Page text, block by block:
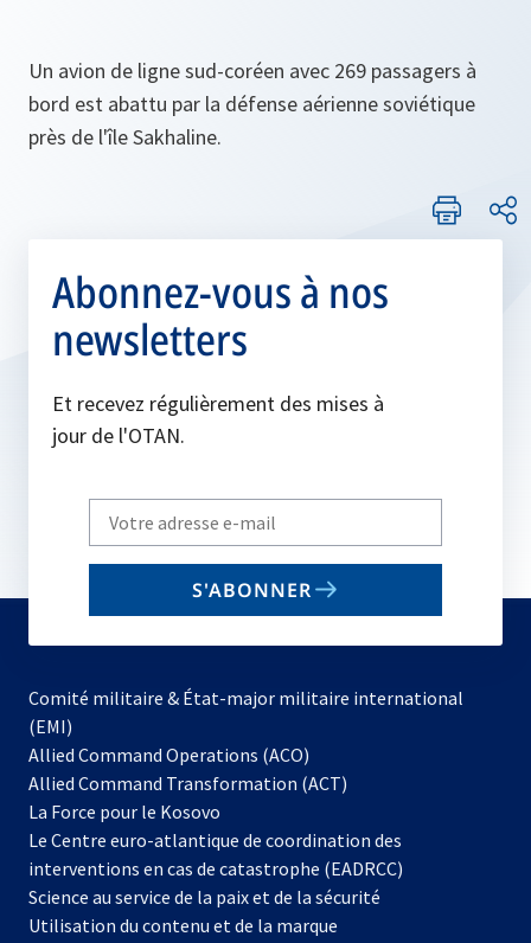
Un avion de ligne sud-coréen avec 269 passagers à
bord est abattu par la défense aérienne soviétique
près de l'île Sakhaline.
Abonnez-vous à nos
newsletters
Et recevez régulièrement des mises à
jour de l'OTAN.
Write
your
email
S'ABONNER
Comité militaire & État-major militaire international
(EMI)
Allied Command Operations (ACO)
dans
nouvel
onglet
Allied Command Transformation (ACT)
La Force pour le Kosovo
dans
un
nouvel
onglet
Le Centre euro-atlantique de coordination des
interventions en cas de catastrophe (EADRCC)
Science au service de la paix et de la sécurité
Utilisation du contenu et de la marque